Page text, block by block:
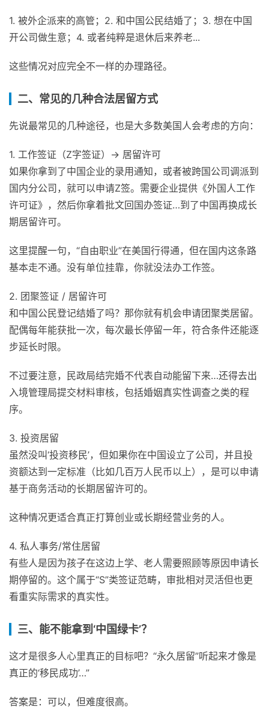
1. 被外企派来的高管；2. 和中国公民结婚了；3. 想在中国
开公司做生意；4. 或者纯粹是退休后来养老...
这些情况对应完全不一样的办理路径。
二、常见的几种合法居留方式
先说最常见的几种途径，也是大多数美国人会考虑的方向：
1. 工作签证（Z字签证）→ 居留许可
如果你拿到了中国企业的录用通知，或者被跨国公司调派到
国内分公司，就可以申请Z签。需要企业提供《外国人工作
许可证》，然后你拿着批文回国办签证…到了中国再换成长
期居留许可。
这里提醒一句，“自由职业”在美国行得通，但在国内这条路
基本走不通。没有单位挂靠，你就没法办工作签。
2. 团聚签证 / 居留许可
和中国公民登记结婚了吗？那你就有机会申请团聚类居留。
配偶每年能获批一次，每次最长停留一年，符合条件还能逐
步延长时限。
不过要注意，民政局结完婚不代表自动能留下来…还得去出
入境管理局提交材料审核，包括婚姻真实性调查之类的程
序。
3. 投资居留
虽然没叫‘投资移民’，但如果你在中国设立了公司，并且投
资额达到一定标准（比如几百万人民币以上），是可以申请
基于商务活动的长期居留许可的。
这种情况更适合真正打算创业或长期经营业务的人。
4. 私人事务/常住居留
有些人是因为孩子在这边上学、老人需要照顾等原因申请长
期停留的。这个属于“S”类签证范畴，审批相对灵活但也更
看重实际需求的真实性。
三、能不能拿到‘中国绿卡’？
这才是很多人心里真正的目标吧？“永久居留”听起来才像是
真正的‘移民成功’…”
答案是：可以，但难度很高。